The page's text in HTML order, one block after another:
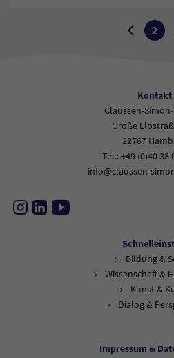
Wechseln Sie zur nächsten oder
Zur
2
Kontakt
Claussen-
Große
22767
Tel.: +49 (0)40 38
info@claussen-
Bildung &
Wissenschaft &
Kunst &
Dialog &
Impressum &